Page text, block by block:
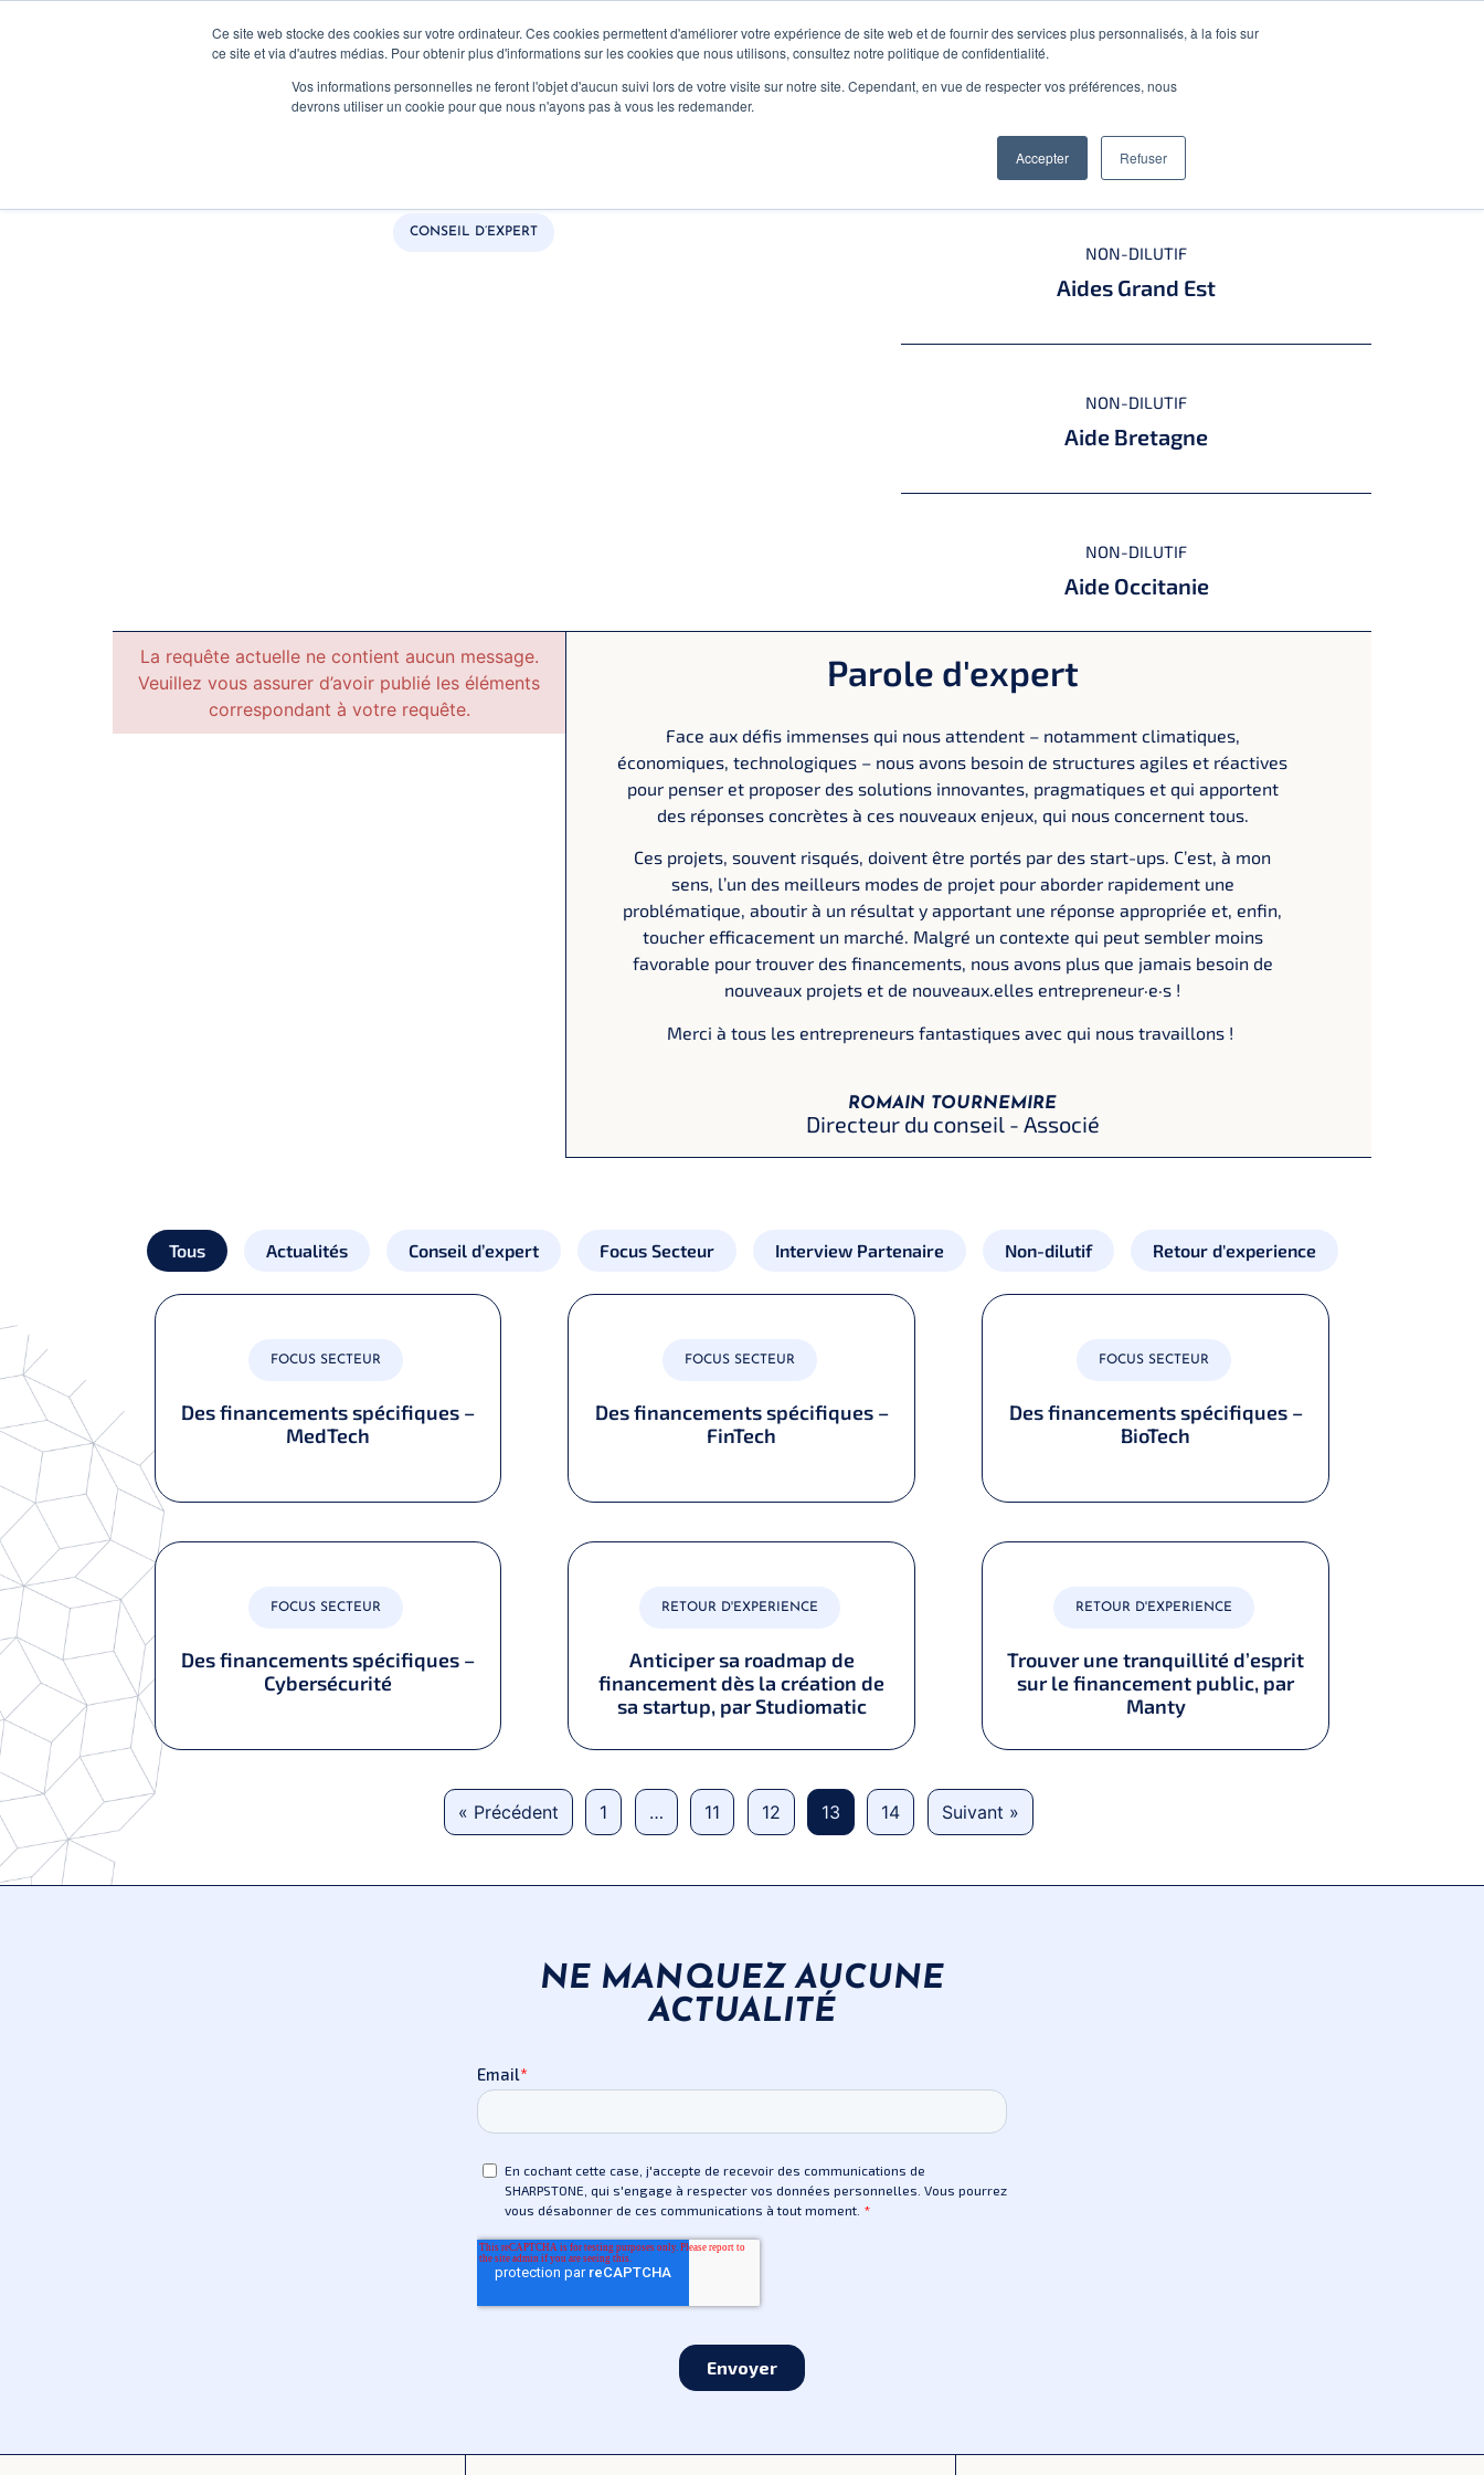
Ce site web stocke des cookies sur votre ordinateur. Ces cookies permettent d'améliorer votre expérience de site web et de fournir des services plus personnalisés, à la fois sur
ce site et via d'autres médias. Pour obtenir plus d'informations sur les cookies que nous utilisons, consultez notre politique de confidentialité.
Vos informations personnelles ne feront l'objet d'aucun suivi lors de votre visite sur notre site. Cependant, en vue de respecter vos préférences, nous
devrons utiliser un cookie pour que nous n'ayons pas à vous les redemander.
Accepter Refuser
Advisory Capital A Propos Ecosystème Ressources CONTACT
CONSEIL D’EXPERT
Aides Bourgogne-Franche-Comté
NON-DILUTIF
Aides Grand Est
NON-DILUTIF
Aide Bretagne
NON-DILUTIF
Aide Occitanie
La requête actuelle ne contient aucun message.
Veuillez vous assurer d’avoir publié les éléments
correspondant à votre requête.
Parole d'expert
Face aux défis immenses qui nous attendent – notamment climatiques,
économiques, technologiques – nous avons besoin de structures agiles et réactives
pour penser et proposer des solutions innovantes, pragmatiques et qui apportent
des réponses concrètes à ces nouveaux enjeux, qui nous concernent tous.
Ces projets, souvent risqués, doivent être portés par des start-ups. C’est, à mon
sens, l’un des meilleurs modes de projet pour aborder rapidement une
problématique, aboutir à un résultat y apportant une réponse appropriée et, enfin,
toucher efficacement un marché. Malgré un contexte qui peut sembler moins
favorable pour trouver des financements, nous avons plus que jamais besoin de
nouveaux projets et de nouveaux.elles entrepreneur·e·s !
Merci à tous les entrepreneurs fantastiques avec qui nous travaillons !
ROMAIN TOURNEMIRE
Directeur du conseil - Associé
Tous Actualités Conseil d’expert Focus Secteur Interview Partenaire Non-dilutif Retour d'experience
FOCUS SECTEUR
Des financements spécifiques –
MedTech
FOCUS SECTEUR
Des financements spécifiques –
FinTech
FOCUS SECTEUR
Des financements spécifiques –
BioTech
FOCUS SECTEUR
Des financements spécifiques –
Cybersécurité
RETOUR D'EXPERIENCE
Anticiper sa roadmap de
financement dès la création de
sa startup, par Studiomatic
RETOUR D'EXPERIENCE
Trouver une tranquillité d’esprit
sur le financement public, par
Manty
« Précédent 1 … 11 12 13 14 Suivant »
NE MANQUEZ AUCUNE
ACTUALITÉ